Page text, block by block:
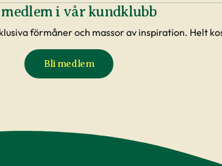
i vår kundklubb
förmåner och massor av inspiration. Helt
Bli medlem